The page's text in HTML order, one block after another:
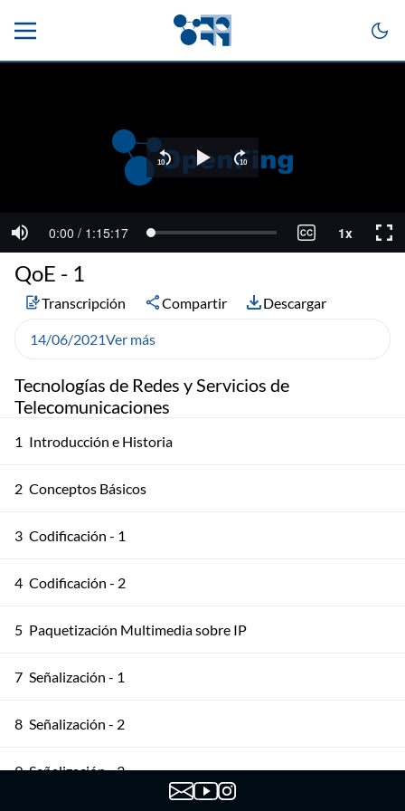
Tecnologías de Redes y Servicios de
Telecomunicaciones
1 Introducción e Historia
2 Conceptos Básicos
3 Codificación - 1
4 Codificación - 2
5 Paquetización Multimedia sobre IP
7 Señalización - 1
8 Señalización - 2
9 Señalización - 3
QoE - 1
Transcripción Compartir Descargar
14/06/2021Ver más